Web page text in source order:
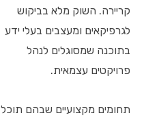
קריירה. השוק מלא בביקוש
לגרפיקאים ומעצבים בעלי ידע
בתוכנה שמסוגלים לנהל
פרויקטים עצמאית.
תחומים מקצועיים שבהם תוכל